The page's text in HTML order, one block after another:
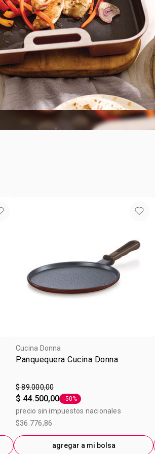
Cucina Donna
Panquequera Cucina Donna
$ 89.000,00
$ 44.500,00 Etiqueta -50%
-50%
precio sin impuestos nacionales
$36.776,86
agregar a mi bolsa